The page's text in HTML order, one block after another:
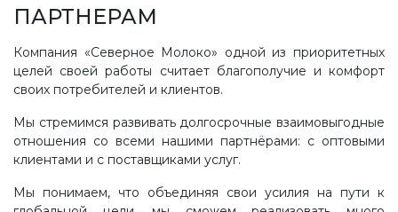
ПАРТНЕРАМ
Компания «Северное Молоко» одной из приоритетных
целей своей работы считает благополучие и комфорт
своих потребителей и клиентов.
Мы стремимся развивать долгосрочные взаимовыгодные
отношения со всеми нашими партнёрами: с оптовыми
клиентами и с поставщиками услуг.
Мы понимаем, что объединяя свои усилия на пути к